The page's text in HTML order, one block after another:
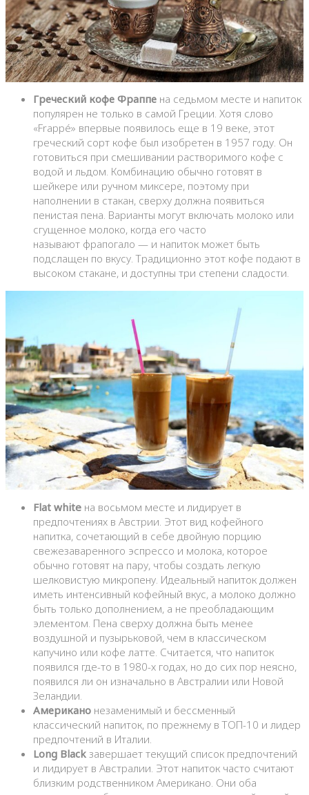
Греческий кофе Фраппе на седьмом месте и напиток
популярен не только в самой Греции. Хотя слово
«Frappé» впервые появилось еще в 19 веке, этот
греческий сорт кофе был изобретен в 1957 году. Он
готовиться при смешивании растворимого кофе с
водой и льдом. Комбинацию обычно готовят в
шейкере или ручном миксере, поэтому при
наполнении в стакан, сверху должна появиться
пенистая пена. Варианты могут включать молоко или
сгущенное молоко, когда его часто
называют фрапогало — и напиток может быть
подслащен по вкусу. Традиционно этот кофе подают в
высоком стакане, и доступны три степени сладости.
Flat white на восьмом месте и лидирует в
предпочтениях в Австрии. Этот вид кофейного
напитка, сочетающий в себе двойную порцию
свежезаваренного эспрессо и молока, которое
обычно готовят на пару, чтобы создать легкую
шелковистую микропену. Идеальный напиток должен
иметь интенсивный кофейный вкус, а молоко должно
быть только дополнением, а не преобладающим
элементом. Пена сверху должна быть менее
воздушной и пузырьковой, чем в классическом
капучино или кофе латте. Считается, что напиток
появился где-то в 1980-х годах, но до сих пор неясно,
появился ли он изначально в Австралии или Новой
Зеландии.
Американо незаменимый и бессменный
классический напиток, по прежнему в ТОП-10 и лидер
предпочтений в Италии.
Long Black завершает текущий список предпочтений
и лидирует в Австралии. Этот напиток часто считают
близким родственником Американо. Они оба